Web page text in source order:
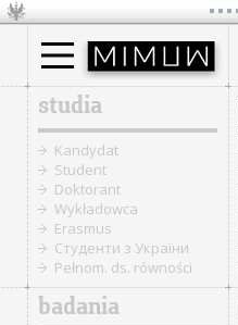
studia
Kandydat
Student
Doktorant
Wykładowca
Erasmus
Cтуденти з України
Pełnom. ds. równości
badania